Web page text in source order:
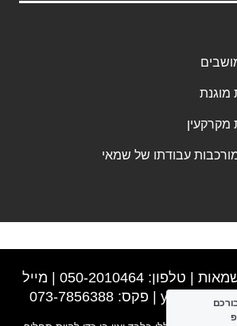
מוגנת
מקרקעין
עבודתו של שמאי
050-2010464 | מייל
| פקס: 073-7856388